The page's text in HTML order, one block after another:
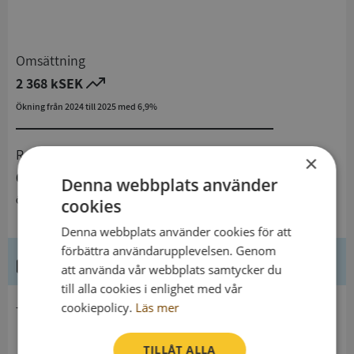
Omsättning
2 368 kSEK
Ökning från 2024 till 2025 med 6,9%
Resultat
66 kSEK
Ökning från 2024 till 2025 med 135,7%
Kontaktuppgifter
×
Denna webbplats använder
cookies
Denna webbplats använder cookies för att
förbättra användarupplevelsen. Genom
att använda vår webbplats samtycker du
till alla cookies i enlighet med vår
cookiepolicy. Läs mer
TILLÅT ALLA